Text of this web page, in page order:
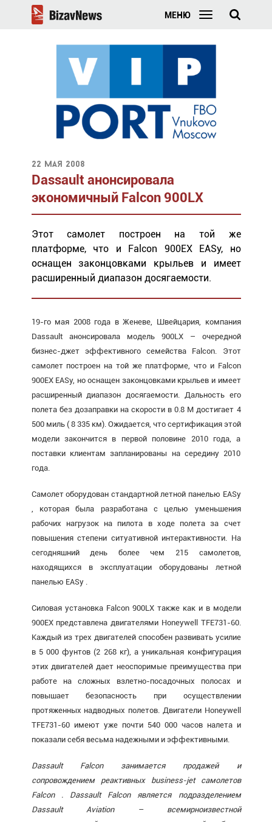
МЕНЮ
22 мая 2008
Dassault анонсировала
экономичный Falcon 900LX
Этот самолет построен на той же
платформе, что и Falcon 900EX EASy, но
оснащен законцовками крыльев и имеет
расширенный диапазон досягаемости.
19-го мая 2008 года в Женеве, Швейцария, компания
Dassault анонсировала модель 900LX – очередной
бизнес-джет эффективного семейства Falcon. Этот
самолет построен на той же платформе, что и Falcon
900EX EASy, но оснащен законцовками крыльев и имеет
расширенный диапазон досягаемости. Дальность его
полета без дозаправки на скорости в 0.8 М достигает 4
500 миль ( 8 335 км). Ожидается, что сертификация этой
модели закончится в первой половине 2010 года, а
поставки клиентам запланированы на середину 2010
года.
Самолет оборудован стандартной летной панелью EASy
, которая была разработана с целью уменьшения
рабочих нагрузок на пилота в ходе полета за счет
повышения степени ситуативной интерактивности. На
сегодняшний день более чем 215 самолетов,
находящихся в эксплуатации оборудованы летной
панелью EASy .
Силовая установка Falcon 900LX также как и в модели
900EX представлена двигателями Honeywell TFE731-60.
Каждый из трех двигателей способен развивать усилие
в 5 000 фунтов (2 268 кг), а уникальная конфигурация
этих двигателей дает неоспоримые преимущества при
работе на сложных взлетно-посадочных полосах и
повышает безопасность при осуществлении
протяженных надводных полетов. Двигатели Honeywell
TFE731-60 имеют уже почти 540 000 часов налета и
показали себя весьма надежными и эффективными.
Dassault Falcon занимается продажей и
сопровождением реактивных business-jet самолетов
Falcon . Dassault Falcon является подразделением
Dassault Aviation – всемирноизвестной